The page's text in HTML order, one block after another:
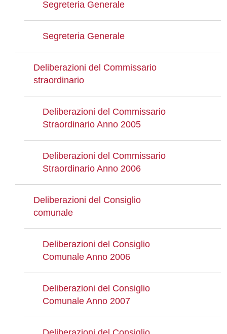
Segreteria Generale
Segreteria Generale
Deliberazioni del Commissario
straordinario
Deliberazioni del Commissario
Straordinario Anno 2005
Deliberazioni del Commissario
Straordinario Anno 2006
Deliberazioni del Consiglio
comunale
Deliberazioni del Consiglio
Comunale Anno 2006
Deliberazioni del Consiglio
Comunale Anno 2007